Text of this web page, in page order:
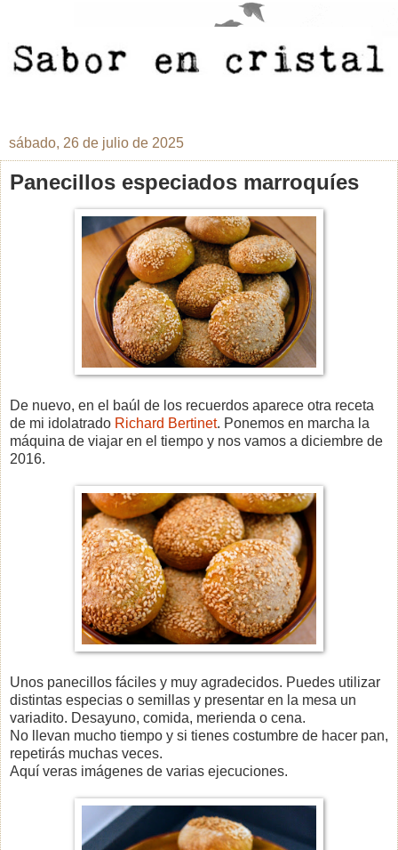
sábado, 26 de julio de 2025
Panecillos especiados marroquíes
De nuevo, en el baúl de los recuerdos aparece otra receta
de mi idolatrado Richard Bertinet. Ponemos en marcha la
máquina de viajar en el tiempo y nos vamos a diciembre de
2016.
Unos panecillos fáciles y muy agradecidos. Puedes utilizar
distintas especias o semillas y presentar en la mesa un
variadito. Desayuno, comida, merienda o cena.
No llevan mucho tiempo y si tienes costumbre de hacer pan,
repetirás muchas veces.
Aquí veras imágenes de varias ejecuciones.